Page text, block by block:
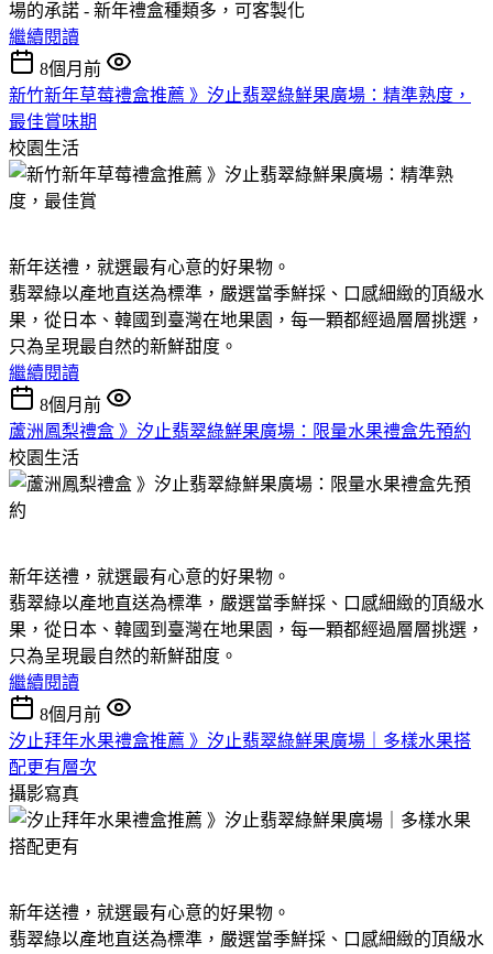
場的承諾 - 新年禮盒種類多，可客製化
繼續閱讀
8個月前
新竹新年草莓禮盒推薦 》汐止翡翠綠鮮果廣場：精準熟度，
最佳賞味期
校園生活
新年送禮，就選最有心意的好果物。
翡翠綠以產地直送為標準，嚴選當季鮮採、口感細緻的頂級水
果，從日本、韓國到臺灣在地果園，每一顆都經過層層挑選，
只為呈現最自然的新鮮甜度。
繼續閱讀
8個月前
蘆洲鳳梨禮盒 》汐止翡翠綠鮮果廣場：限量水果禮盒先預約
校園生活
新年送禮，就選最有心意的好果物。
翡翠綠以產地直送為標準，嚴選當季鮮採、口感細緻的頂級水
果，從日本、韓國到臺灣在地果園，每一顆都經過層層挑選，
只為呈現最自然的新鮮甜度。
繼續閱讀
8個月前
汐止拜年水果禮盒推薦 》汐止翡翠綠鮮果廣場｜多樣水果搭
配更有層次
攝影寫真
新年送禮，就選最有心意的好果物。
翡翠綠以產地直送為標準，嚴選當季鮮採、口感細緻的頂級水